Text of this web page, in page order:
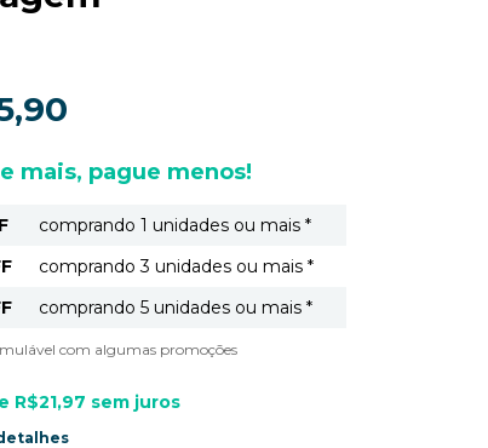
mais, pague menos!
comprando 1 unidades ou mais *
comprando 3 unidades ou mais *
comprando 5 unidades ou mais *
com algumas promoções
R$21,97 sem juros